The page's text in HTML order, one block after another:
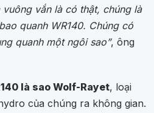
vắn là có thật, chúng là
quanh WR140. Chúng có
quanh một ngôi sao”, ông
là sao Wolf-Rayet, loại
của chúng ra không gian.